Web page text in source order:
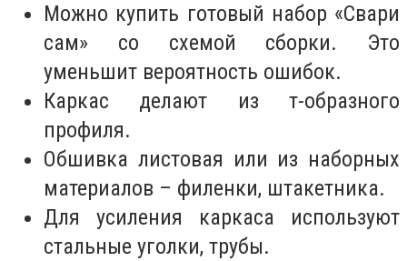
Можно купить готовый набор «Свари
сам» со схемой сборки. Это
уменьшит вероятность ошибок.
Каркас делают из т-образного
профиля.
Обшивка листовая или из наборных
материалов – филенки, штакетника.
Для усиления каркаса используют
стальные уголки, трубы.